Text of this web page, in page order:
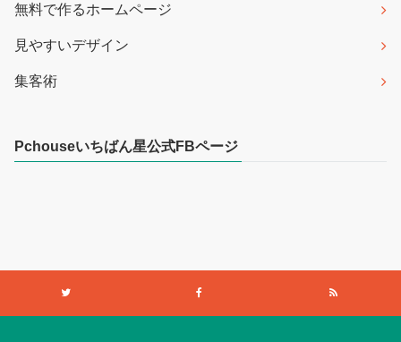
無料で作るホームページ
見やすいデザイン
集客術
Pchouseいちばん星公式FBページ